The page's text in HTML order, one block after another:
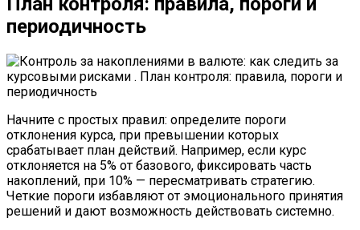
периодичность
Начните с простых правил: определите пороги
отклонения курса, при превышении которых
срабатывает план действий. Например, если курс
отклоняется на 5% от базового, фиксировать часть
накоплений, при 10% — пересматривать стратегию.
Четкие пороги избавляют от эмоционального принятия
решений и дают возможность действовать системно.